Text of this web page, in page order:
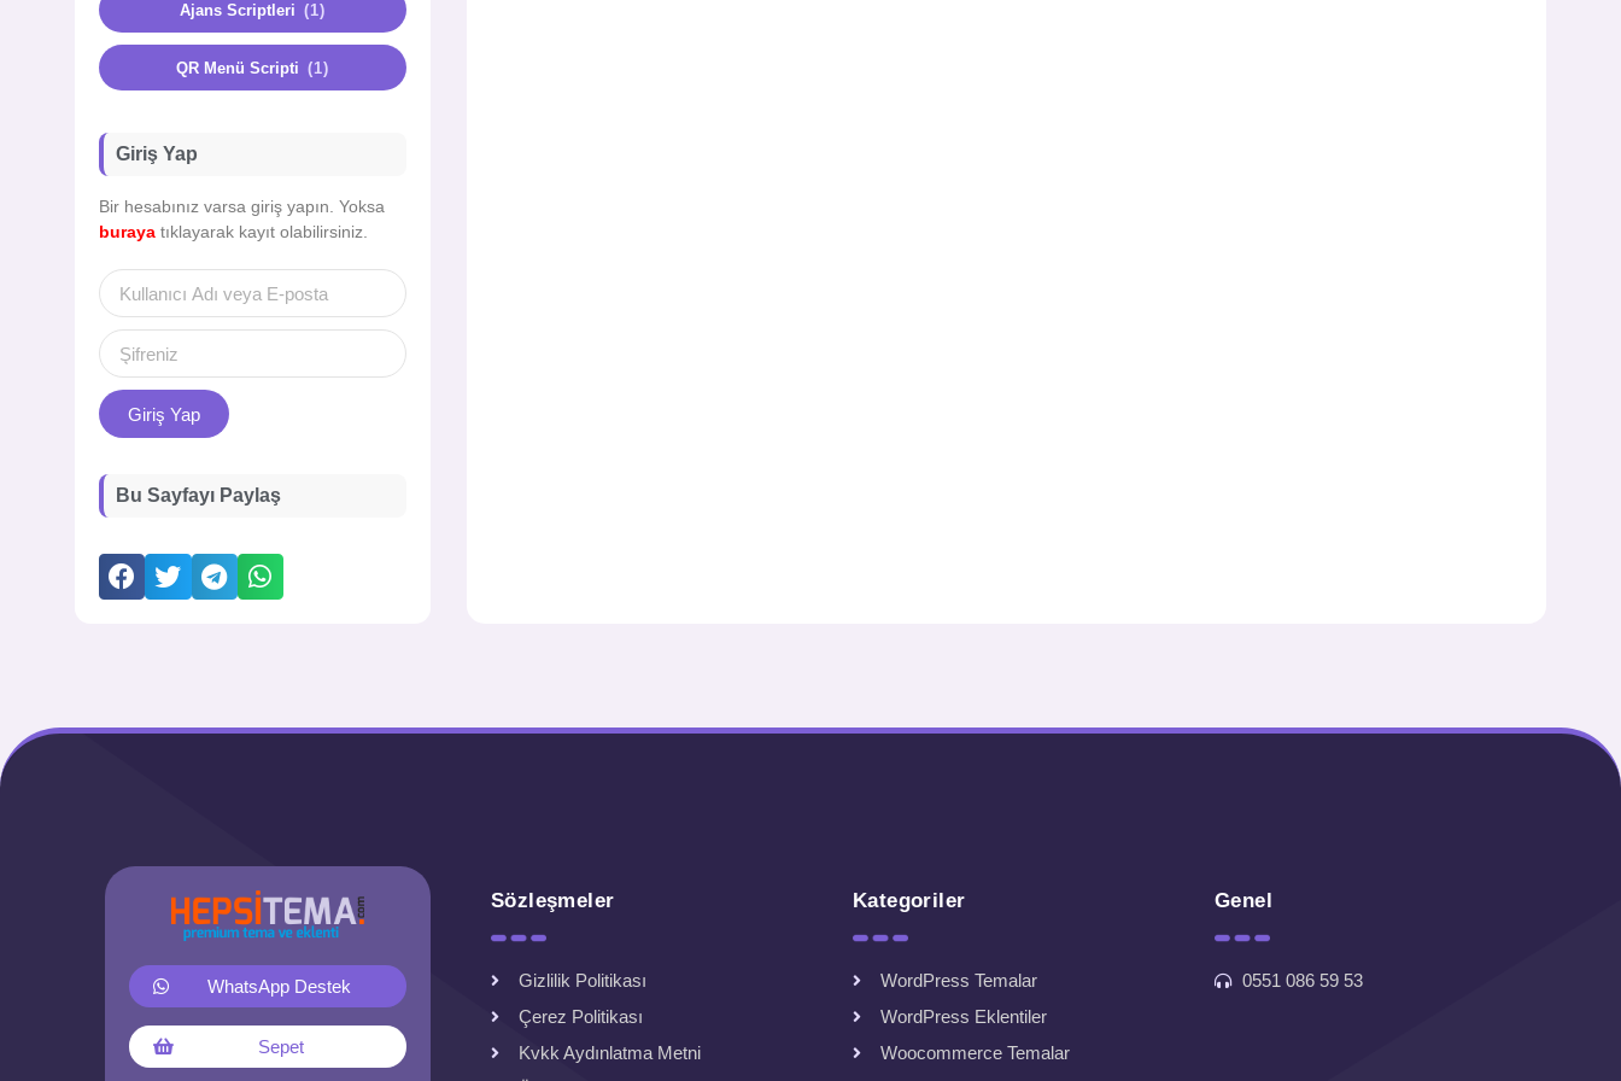
Ajans Scriptleri (1)
QR Menü Scripti (1)
Giriş Yap
Bir hesabınız varsa giriş yapın. Yoksa
buraya tıklayarak kayıt olabilirsiniz.
Giriş Yap
Bu Sayfayı Paylaş
WhatsApp Destek
Sepet
Sözleşmeler
Gizlilik Politikası
Çerez Politikası
Kvkk Aydınlatma Metni
Kategoriler
WordPress Temalar
WordPress Eklentiler
Woocommerce Temalar
Genel
0551 086 59 53